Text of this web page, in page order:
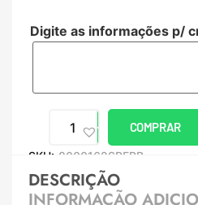
Digite as informações p/
COMPRAR
SKU: 8000162SPERB
DESCRIÇÃO
INFORMAÇÃO